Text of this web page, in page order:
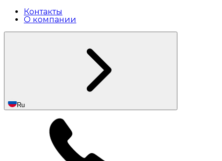
Контакты
О компании
Ru